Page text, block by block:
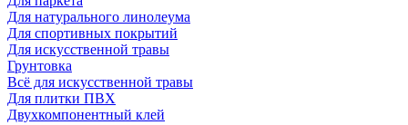
Для натурального линолеума
Для спортивных покрытий
Для искусственной травы
Грунтовка
Всё для искусственной травы
Для плитки ПВХ
Двухкомпонентный клей